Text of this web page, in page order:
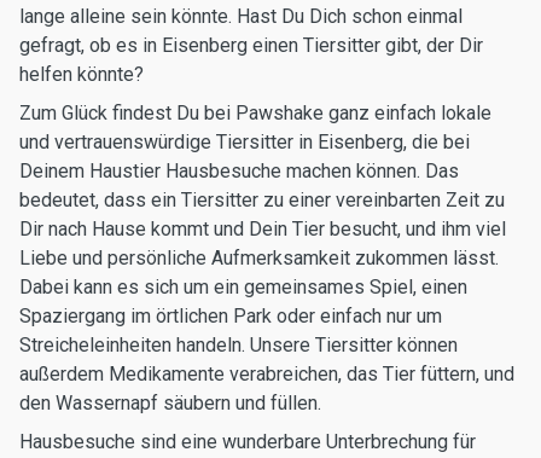
lange alleine sein könnte. Hast Du Dich schon einmal
gefragt, ob es in Eisenberg einen Tiersitter gibt, der Dir
helfen könnte?
Zum Glück findest Du bei Pawshake ganz einfach lokale
und vertrauenswürdige Tiersitter in Eisenberg, die bei
Deinem Haustier Hausbesuche machen können. Das
bedeutet, dass ein Tiersitter zu einer vereinbarten Zeit zu
Dir nach Hause kommt und Dein Tier besucht, und ihm viel
Liebe und persönliche Aufmerksamkeit zukommen lässt.
Dabei kann es sich um ein gemeinsames Spiel, einen
Spaziergang im örtlichen Park oder einfach nur um
Streicheleinheiten handeln. Unsere Tiersitter können
außerdem Medikamente verabreichen, das Tier füttern, und
den Wassernapf säubern und füllen.
Hausbesuche sind eine wunderbare Unterbrechung für